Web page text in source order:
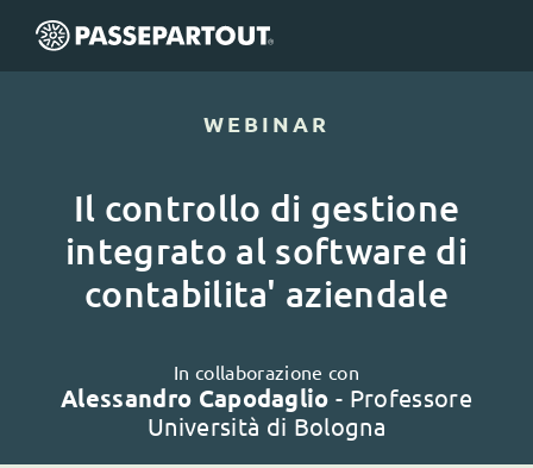
WEBINAR
Il controllo di gestione
integrato al software di
contabilita' aziendale
In collaborazione con
Alessandro Capodaglio - Professore
Università di Bologna